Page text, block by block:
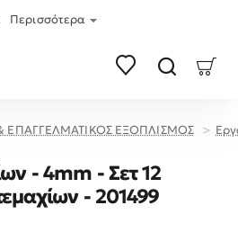
Περισσότερα
ΕΠΑΓΓΕΛΜΑΤΙΚΟΣ ΕΞΟΠΛΙΣΜΟΣ
- 4mm - Σετ 12
- 201499